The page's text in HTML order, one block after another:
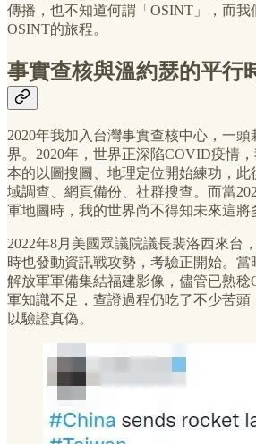
傳播，也不知道何謂「OSINT」，而我
OSINT的旅程。
事實查核與溫約瑟的平行
2020年我加入台灣事實查核中心，一
界。2020年，世界正深陷COVID疫情
本的以圖搜圖、地理定位開始練功，此
域調查、網頁備份、社群搜查。而當
軍地圖時，我的世界尚不得知未來這將
2022年8月美國眾議院議長裴洛西來台
時也發動資訊戰攻勢，考驗正開始。
解放軍軍備集結福建影像，儘管已熟稔
軍知識不足，查證過程仍吃了不少苦
以驗證真偽。